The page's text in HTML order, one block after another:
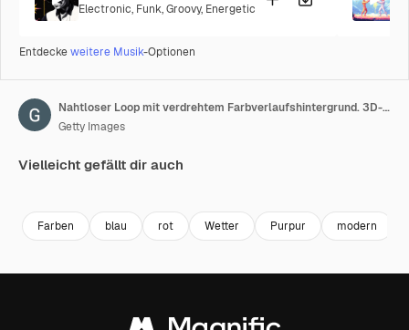
Electronic, Funk,Groovy, Energetic
Entdeckeweitere Musik-Optionen
Nahtloser Loop mit verdrehtem Farbverlaufshintergrund. 3D-Rendering von Reihen farbiger roter Streifen, die sich wellen. Farbige Wellen-Farbverlaufsanimation. Zukünftiger geometrischer Muster-Bewegungshintergrund
Getty Images
Vielleicht gefällt dir auch
Farben blau rot Wetter Purpur modern